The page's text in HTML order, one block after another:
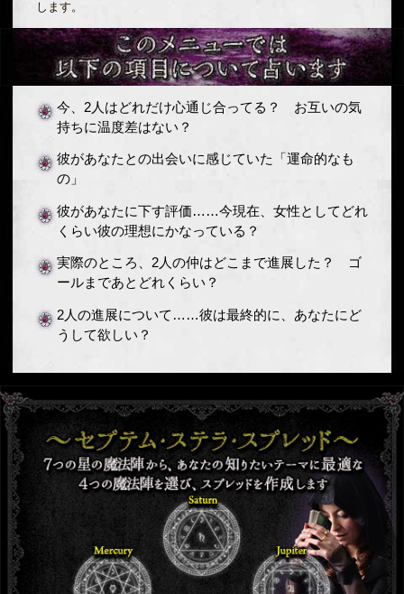
します。
今、2人はどれだけ心通じ合ってる？ お互いの気
持ちに温度差はない？
彼があなたとの出会いに感じていた「運命的なも
の」
彼があなたに下す評価……今現在、女性としてどれ
くらい彼の理想にかなっている？
実際のところ、2人の仲はどこまで進展した？ ゴ
ールまであとどれくらい？
2人の進展について……彼は最終的に、あなたにど
うして欲しい？